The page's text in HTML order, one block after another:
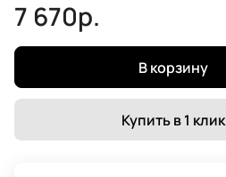
7 670р.
В корзину
Купить в 1 клик